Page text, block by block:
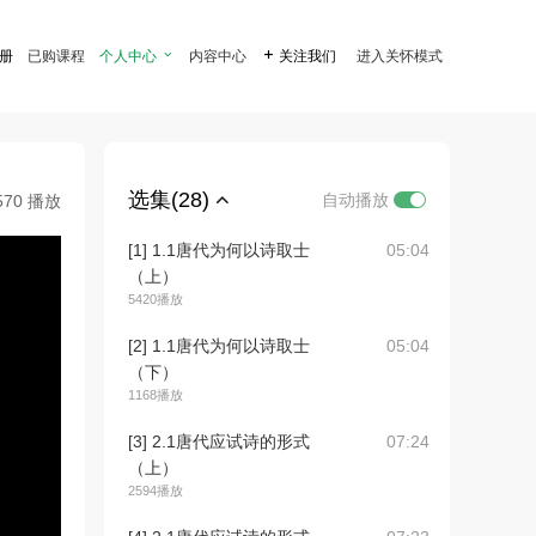
已购课程 个人中心  内容中心  关注我们 进入关怀模式
播放 选集(28) 自动播放
[1] 1.1唐代为何以诗取士
（上）
5420播放
05:04
[2] 1.1唐代为何以诗取士
（下）
1168播放
05:04
[3] 2.1唐代应试诗的形式
（上）
2594播放
07:24